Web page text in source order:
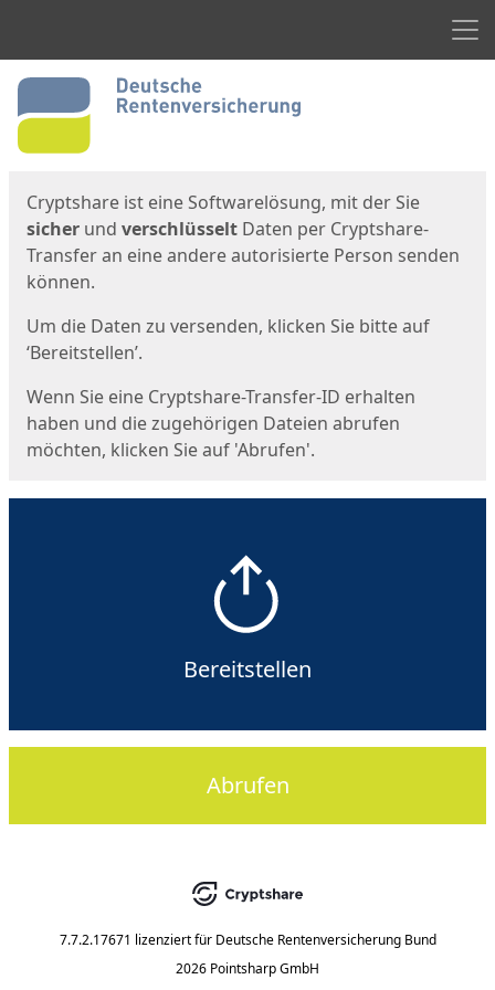
Start
Cryptshare ist eine Softwarelösung, mit der Sie
sicher und verschlüsselt Daten per Cryptshare-
Transfer an eine andere autorisierte Person senden
können.
Um die Daten zu versenden, klicken Sie bitte auf
‘Bereitstellen’.
Wenn Sie eine Cryptshare-Transfer-ID erhalten
haben und die zugehörigen Dateien abrufen
möchten, klicken Sie auf 'Abrufen'.
Bereitstellen
Abrufen
7.7.2.17671 lizenziert für Deutsche Rentenversicherung Bund
2026 Pointsharp GmbH